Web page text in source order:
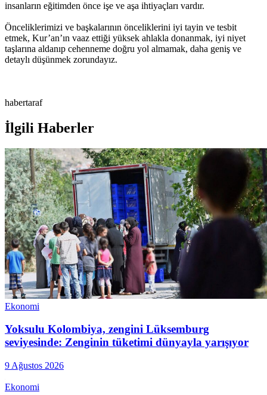
insanların eğitimden önce işe ve aşa ihtiyaçları vardır.
Önceliklerimizi ve başkalarının önceliklerini iyi tayin ve tesbit
etmek, Kur’an’ın vaaz ettiği yüksek ahlakla donanmak, iyi niyet
taşlarına aldanıp cehenneme doğru yol almamak, daha geniş ve
detaylı düşünmek zorundayız.
habertaraf
İlgili Haberler
Ekonomi
Yoksulu Kolombiya, zengini Lüksemburg
seviyesinde: Zenginin tüketimi dünyayla yarışıyor
9 Ağustos 2026
Ekonomi